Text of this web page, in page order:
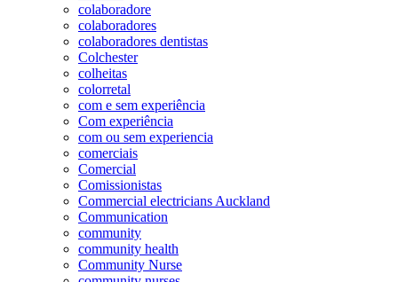
colaboradore
colaboradores
colaboradores dentistas
Colchester
colheitas
colorretal
com e sem experiência
Com experiência
com ou sem experiencia
comerciais
Comercial
Comissionistas
Commercial electricians Auckland
Communication
community
community health
Community Nurse